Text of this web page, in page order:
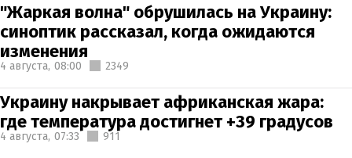
"Жаркая волна" обрушилась на Украину:
синоптик рассказал, когда ожидаются
изменения
4 августа, 08:00 2349
Украину накрывает африканская жара:
где температура достигнет +39 градусов
4 августа, 07:33 911